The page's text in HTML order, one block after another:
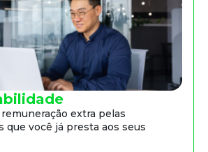
extra pelas
que você já presta aos seus